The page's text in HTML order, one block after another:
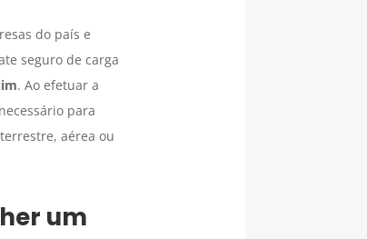
do país e
seguro de carga
. Ao efetuar a
para
aérea ou
um